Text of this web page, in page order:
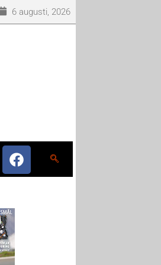
6 augusti, 2026
Falconer är motorexpert på If.